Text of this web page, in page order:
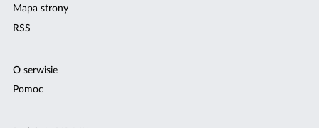
Mapa strony
RSS
O serwisie
Pomoc